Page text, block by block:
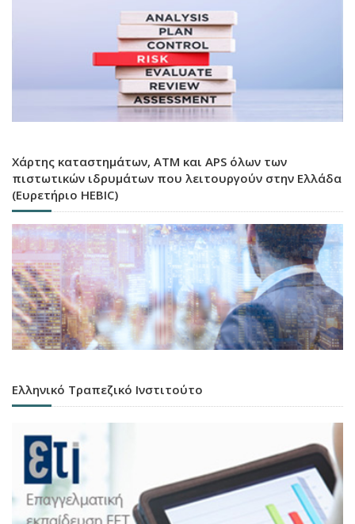
Χάρτης καταστημάτων, ATM και APS όλων των
πιστωτικών ιδρυμάτων που λειτουργούν στην Ελλάδα
(Ευρετήριο HEBIC)
Ελληνικό Τραπεζικό Ινστιτούτο